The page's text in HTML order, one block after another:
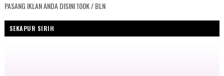
PASANG IKLAN ANDA DISINI 100K / BLN
SEKAPUR SIRIH